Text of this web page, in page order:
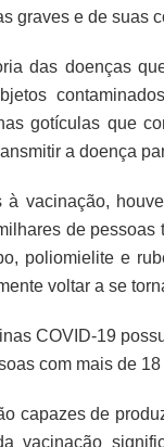
graves e de suas
das doenças
gotículas que
a doença
à vacinação,
de
poliomielite e
voltar a se
COVID-19
com mais de
capazes de
vacinação